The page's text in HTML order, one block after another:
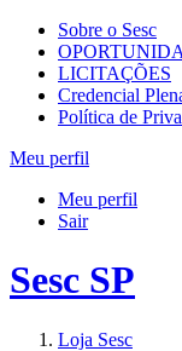
Sobre o Sesc
LICITAÇÕES
Credencial
Política de
Meu perfil
Meu perfil
Sair
Sesc SP
Loja Sesc